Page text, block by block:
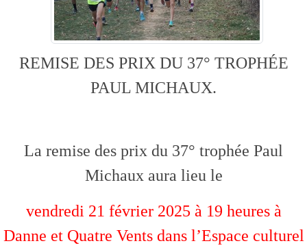
REMISE DES PRIX DU 37° TROPHÉE
PAUL MICHAUX.
La remise des prix du 37° trophée Paul
Michaux aura lieu le
vendredi 21 février 2025 à 19 heures à
Danne et Quatre Vents dans l’Espace culturel